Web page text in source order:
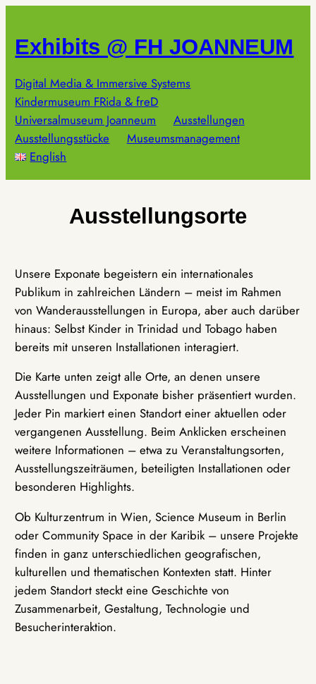
springen
Exhibits @ FH JOANNEUM
Digital Media & Immersive Systems
Kindermuseum FRida & freD
Universalmuseum Joanneum
Ausstellungen
Ausstellungsstücke
Museumsmanagement
English
Ausstellungsorte
Unsere Exponate begeistern ein internationales
Publikum in zahlreichen Ländern – meist im Rahmen
von Wanderausstellungen in Europa, aber auch darüber
hinaus: Selbst Kinder in Trinidad und Tobago haben
bereits mit unseren Installationen interagiert.
Die Karte unten zeigt alle Orte, an denen unsere
Ausstellungen und Exponate bisher präsentiert wurden.
Jeder Pin markiert einen Standort einer aktuellen oder
vergangenen Ausstellung. Beim Anklicken erscheinen
weitere Informationen – etwa zu Veranstaltungsorten,
Ausstellungszeiträumen, beteiligten Installationen oder
besonderen Highlights.
Ob Kulturzentrum in Wien, Science Museum in Berlin
oder Community Space in der Karibik – unsere Projekte
finden in ganz unterschiedlichen geografischen,
kulturellen und thematischen Kontexten statt. Hinter
jedem Standort steckt eine Geschichte von
Zusammenarbeit, Gestaltung, Technologie und
Besucherinteraktion.